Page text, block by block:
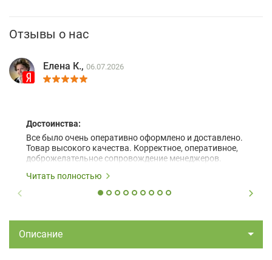
Отзывы о нас
Елена К., 06.07.2026
Достоинства:
Все было очень оперативно оформлено и доставлено.
Товар высокого качества. Корректное, оперативное,
доброжелательное сопровождение менеджеров.
Читать полностью
Описание